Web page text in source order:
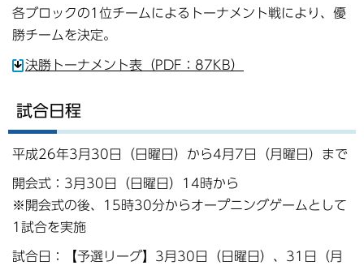
各ブロックの1位チームによるトーナメント戦により、優
勝チームを決定。
決勝トーナメント表（PDF：87KB）
試合日程
平成26年3月30日（日曜日）から4月7日（月曜日）まで
開会式：3月30日（日曜日）14時から
※開会式の後、15時30分からオープニングゲームとして
1試合を実施
試合日：【予選リーグ】3月30日（日曜日）、31日（月